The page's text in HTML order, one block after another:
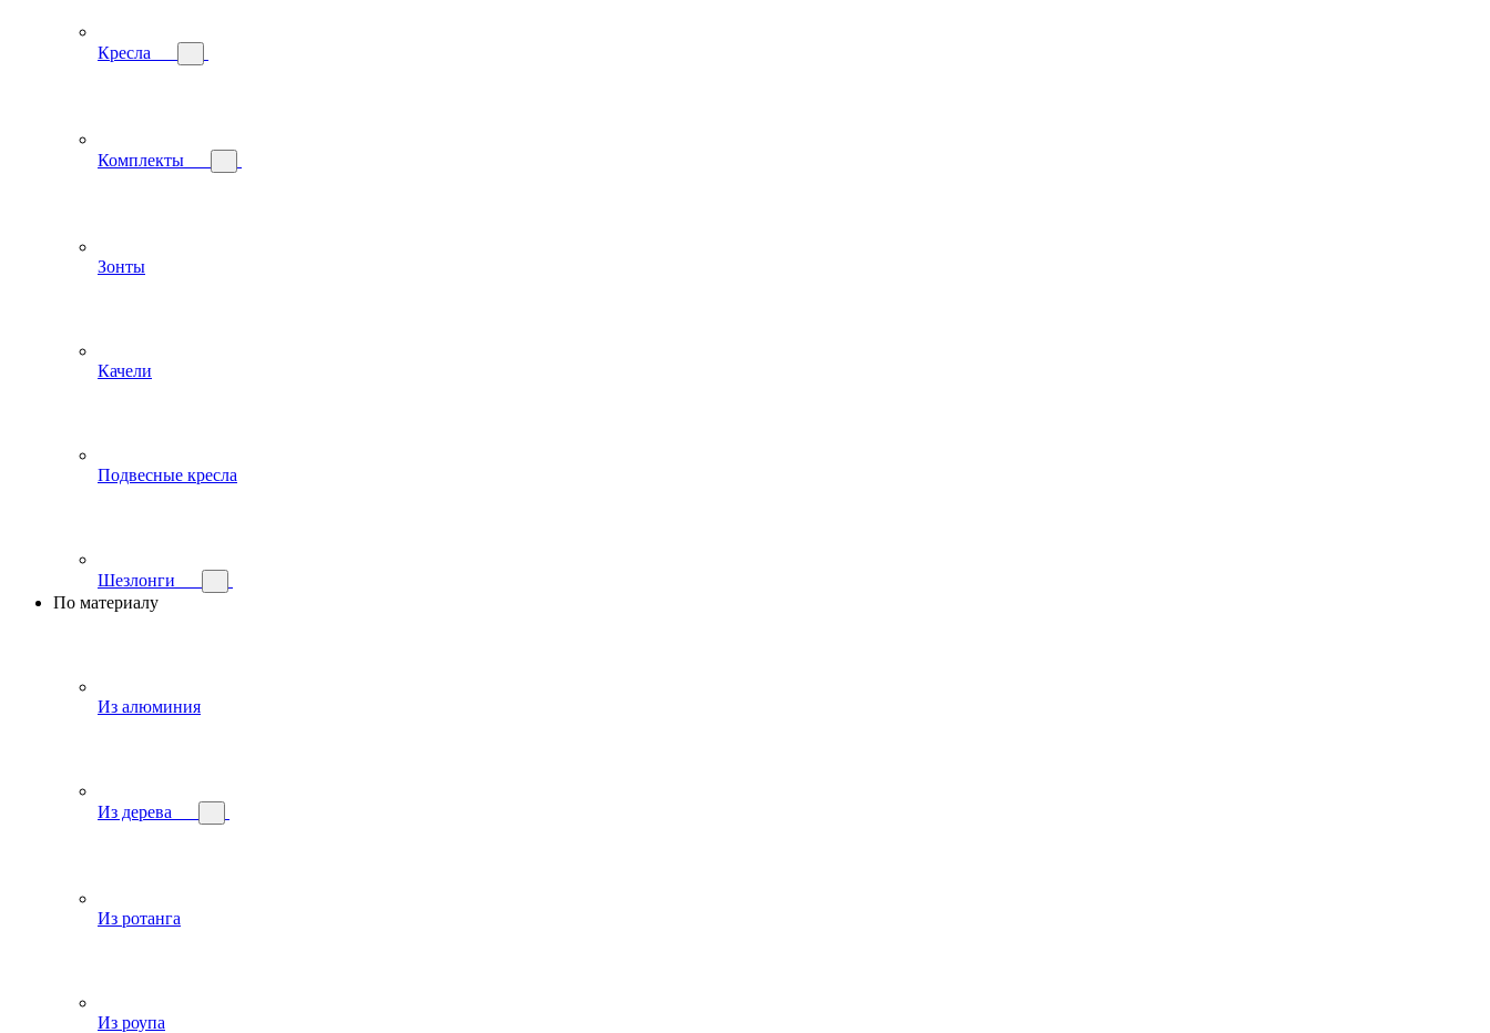
Кресла
Комплекты
Зонты
Качели
Подвесные кресла
Шезлонги
По материалу
Из алюминия
Из дерева
Из ротанга
Из роупа